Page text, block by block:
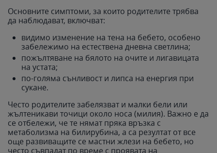
Основните симптоми, за които родителите трябва
да наблюдават, включват:
видимо изменение на тена на бебето, особено
забележимо на естествена дневна светлина;
пожълтяване на бялото на очите и лигавицата
на устата;
по-голяма сънливост и липса на енергия при
сукане.
Често родителите забелязват и малки бели или
жълтеникави точици около носа (милия). Важно е да
се отбележи, че те нямат пряка връзка с
метаболизма на билирубина, а са резултат от все
още развиващите се мастни жлези на бебето, но
често съвпадат по време с проявата на